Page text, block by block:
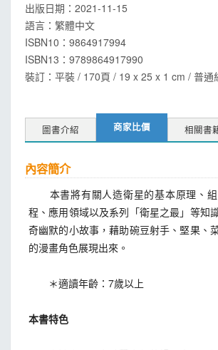
出版日期： 2021-11-15
語言： 繁體中文
ISBN10：9864917994
ISBN13： 9789864917990
裝訂：平裝 / 170頁 / 19 x 25 x 1 cm / 普通
圖書介紹 商家比價 相關書
內容簡介
本書將有關人造衛星的基本原理、組
程、應用領域以及系列「衛星之最」等知
奇幽默的小故事，藉助碗豆射手、堅果、
的漫畫角色展現出來。
＊適讀年齡：7歲以上
本書特色